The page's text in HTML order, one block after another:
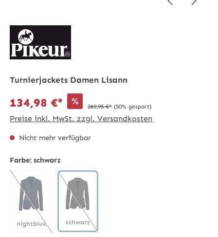
Turnierjackets Damen Lisann
134,98 €* % 269,95 €* (50% gespart)
Preise inkl. MwSt. zzgl. Versandkosten
Nicht mehr verfügbar
Farbe: schwarz
nightblue schwarz